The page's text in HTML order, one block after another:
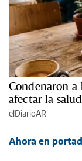
Condenaron a
afectar la
elDiarioAR
Ahora en